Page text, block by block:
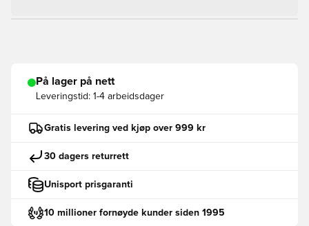
På lager på nett
Leveringstid: 1-4 arbeidsdager
Gratis levering ved kjøp over 999 kr
30 dagers returrett
Unisport prisgaranti
10 millioner fornøyde kunder siden 1995